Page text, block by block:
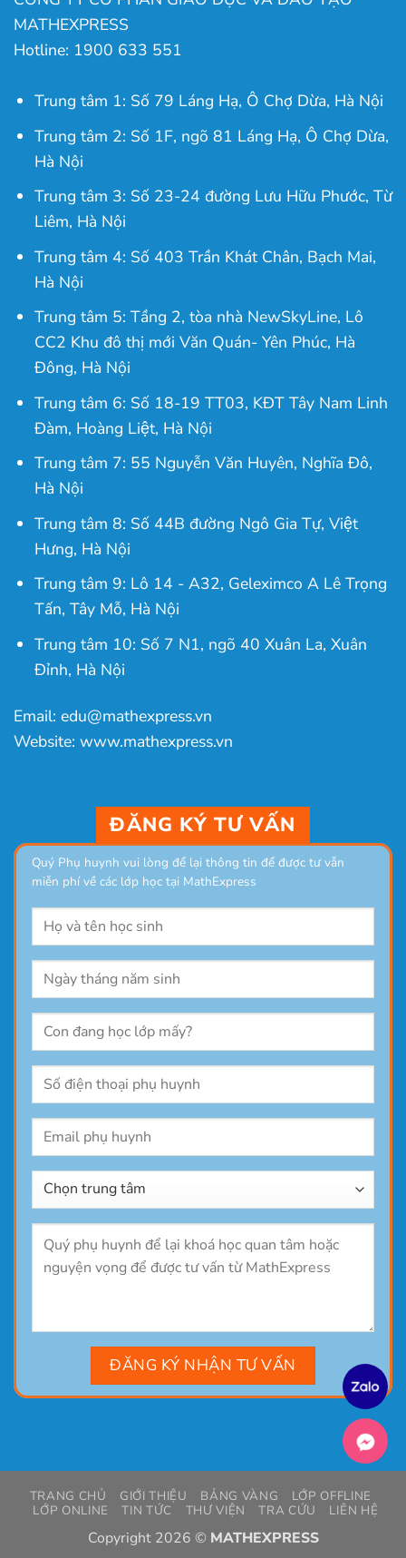
MATHEXPRESS
Hotline: 1900 633 551
Trung tâm 1: Số 79 Láng Hạ, Ô Chợ Dừa, Hà Nội
Trung tâm 2: Số 1F, ngõ 81 Láng Hạ, Ô Chợ Dừa,
Hà Nội
Trung tâm 3: Số 23-24 đường Lưu Hữu Phước, Từ
Liêm, Hà Nội
Trung tâm 4: Số 403 Trần Khát Chân, Bạch Mai,
Hà Nội
Trung tâm 5: Tầng 2, tòa nhà NewSkyLine, Lô
CC2 Khu đô thị mới Văn Quán- Yên Phúc, Hà
Đông, Hà Nội
Trung tâm 6: Số 18-19 TT03, KĐT Tây Nam Linh
Đàm, Hoàng Liệt, Hà Nội
Trung tâm 7: 55 Nguyễn Văn Huyên, Nghĩa Đô,
Hà Nội
Trung tâm 8: Số 44B đường Ngô Gia Tự, Việt
Hưng, Hà Nội
Trung tâm 9: Lô 14 - A32, Geleximco A Lê Trọng
Tấn, Tây Mỗ, Hà Nội
Trung tâm 10: Số 7 N1, ngõ 40 Xuân La, Xuân
Đỉnh, Hà Nội
Email: edu@mathexpress.vn
Website: www.mathexpress.vn
ĐĂNG KÝ TƯ VẤN
Quý Phụ huynh vui lòng để lại thông tin để được tư vẫn
miễn phí về các lớp học tại MathExpress
TRANG CHỦ GIỚI THIỆU BẢNG VÀNG
LỚP OFFLINE
LỚP ONLINE
TIN TỨC THƯ VIỆN TRA CỨU LIÊN HỆ
Copyright 2026 © MATHEXPRESS